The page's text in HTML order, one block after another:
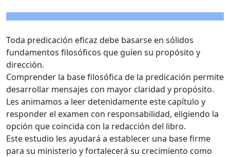
Toda predicación eficaz debe basarse en sólidos
fundamentos filosóficos que guíen su propósito y
dirección.
Comprender la base filosófica de la predicación permite
desarrollar mensajes con mayor claridad y propósito.
Les animamos a leer detenidamente este capítulo y
responder el examen con responsabilidad, eligiendo la
opción que coincida con la redacción del libro.
Este estudio les ayudará a establecer una base firme
para su ministerio y fortalecerá su crecimiento como